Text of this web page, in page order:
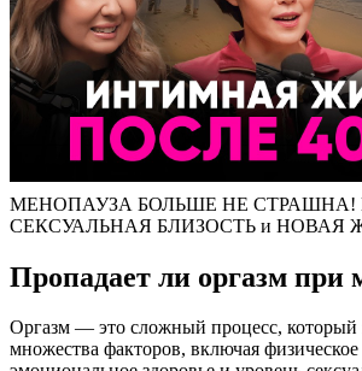
МЕНОПАУЗА БОЛЬШЕ НЕ
СЕКСУАЛЬНАЯ БЛИЗОСТЬ и НОВАЯ
Пропадает ли оргазм при
Оргазм — это сложный процесс, который
множества факторов, включая физическое